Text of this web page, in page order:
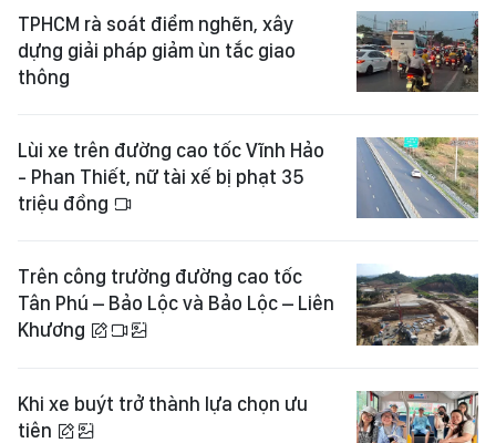
TPHCM rà soát điểm nghẽn, xây
dựng giải pháp giảm ùn tắc giao
thông
Lùi xe trên đường cao tốc Vĩnh Hảo
- Phan Thiết, nữ tài xế bị phạt 35
triệu đồng
Trên công trường đường cao tốc
Tân Phú – Bảo Lộc và Bảo Lộc – Liên
Khương
Khi xe buýt trở thành lựa chọn ưu
tiên